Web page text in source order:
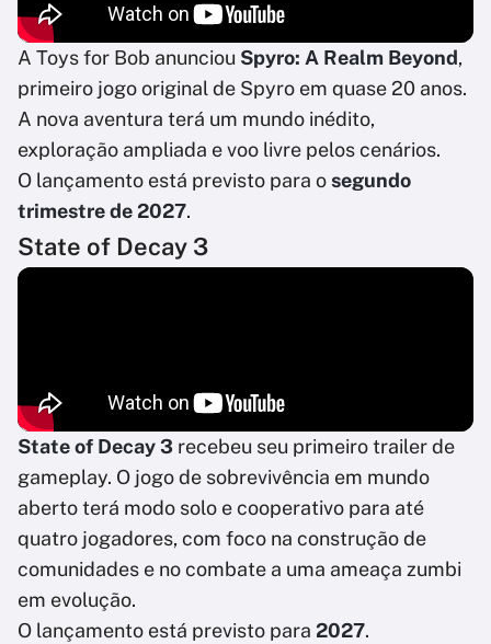
A Toys for Bob anunciou Spyro: A Realm Beyond,
primeiro jogo original de Spyro em quase 20 anos.
A nova aventura terá um mundo inédito,
exploração ampliada e voo livre pelos cenários.
O lançamento está previsto para osegundo
trimestre de 2027.
State of Decay 3
State of Decay 3 recebeu seu primeiro trailer de
gameplay. O jogo de sobrevivência em mundo
aberto terá modo solo e cooperativo para até
quatro jogadores, com foco na construção de
comunidades e no combate a uma ameaça zumbi
em evolução.
O lançamento está previsto para 2027.